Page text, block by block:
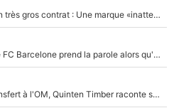
Kylian Mbappé lâche Nike pour un très gros contrat : Une marque «inattendue» va frapper très fort
Ferran Torres a dit oui au PSG : Le FC Barcelone prend la parole alors qu'un transfert de l'attaquant espagnol prend forme
En plein cauchemar après son transfert à l'OM, Quinten Timber raconte ses doutes après sa signature à Marseille